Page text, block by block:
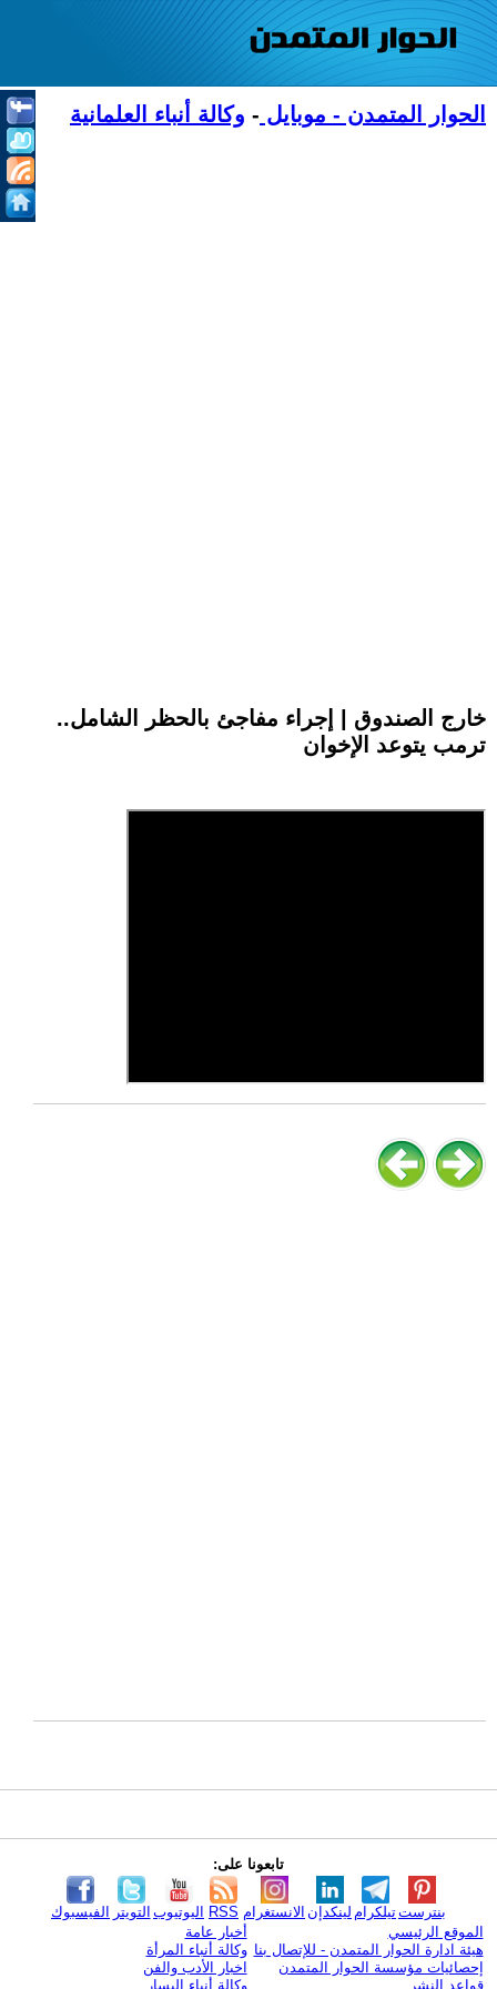
الحوار المتمدن - موبايل - وكالة أنباء العلمانية
خارج الصندوق | إجراء مفاجئ بالحظر الشامل..
ترمب يتوعد الإخوان
تابعونا على:
الفيسبوك التويتر اليوتيوب RSS الانستغرام لينكدإن تيلكرامبنترست
الموقع الرئيسي
هيئة ادارة الحوار المتمدن - للإتصال بنا
إحصائيات مؤسسة الحوار المتمدن
قواعد النشر
أخبار عامة
وكالة أنباء المرأة
اخبار الأدب والفن
وكالة أنباء اليسار